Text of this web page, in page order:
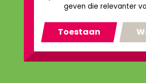
geven die relevanter